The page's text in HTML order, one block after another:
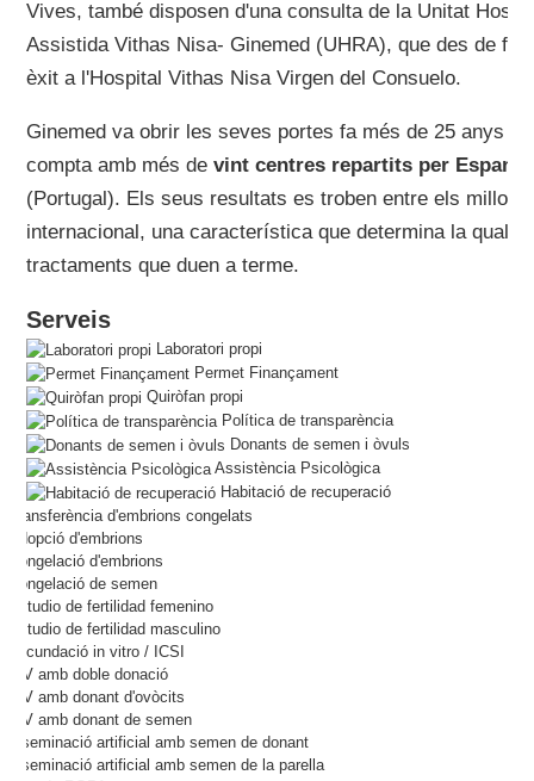
Vives, també disposen d'una consulta de la Unitat
Assistida Vithas Nisa- Ginemed (UHRA), que des de
èxit a l'Hospital Vithas Nisa Virgen del Consuelo.
Ginemed va obrir les seves portes fa més de 25 anys a
compta amb més devint centres repartits per
(Portugal). Els seus resultats es troben entre els millors
internacional, una característica que determina la
tractaments que duen a terme.
Serveis
Laboratori propi
Permet Finançament
Quiròfan propi
Política de transparència
Donants de semen i òvuls
Assistència Psicològica
Habitació de recuperació
Transferència d'embrions congelats
Adopció d'embrions
Congelació d'embrions
Congelació de semen
Estudio de fertilidad femenino
Estudio de fertilidad masculino
Fecundació in vitro / ICSI
FIV amb doble donació
FIV amb donant d'ovòcits
FIV amb donant de semen
Inseminació artificial amb semen de donant
Inseminació artificial amb semen de la parella